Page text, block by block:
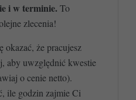
i w terminie. To
zlecenia!
okazać, że pracujesz
aby uwzględnić kwestie
o cenie netto).
ile godzin zajmie Ci